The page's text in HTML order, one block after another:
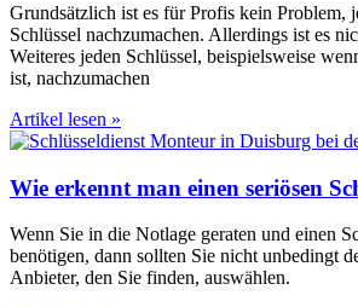
Grundsätzlich ist es für Profis kein Problem,
Schlüssel nachzumachen. Allerdings ist es
Weiteres jeden Schlüssel, beispielsweise
ist, nachzumachen
Artikel lesen »
Wie erkennt man einen seriösen
Wenn Sie in die Notlage geraten und einen
benötigen, dann sollten Sie nicht unbedingt
Anbieter, den Sie finden, auswählen.